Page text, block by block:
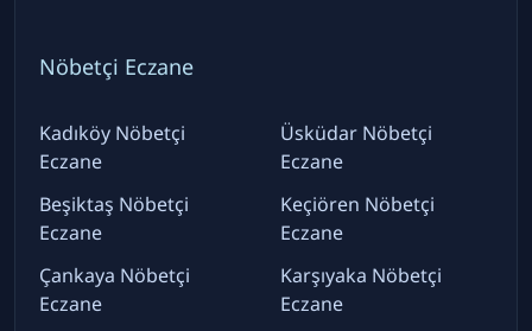
Nöbetçi Eczane
Kadıköy Nöbetçi
Eczane
Beşiktaş Nöbetçi
Eczane
Çankaya Nöbetçi
Eczane
Üsküdar Nöbetçi
Eczane
Keçiören Nöbetçi
Eczane
Karşıyaka Nöbetçi
Eczane